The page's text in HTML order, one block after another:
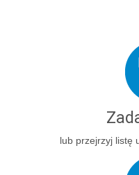
lub przejrzyj listę